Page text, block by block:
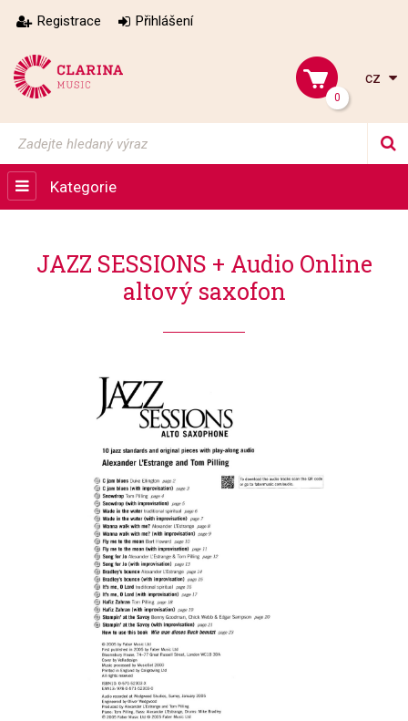
Registrace Přihlášení
0
cz
Kategorie
JAZZ SESSIONS + Audio Online
altový saxofon